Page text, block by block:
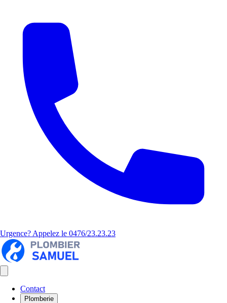
Urgence? Appelez le 0476/23.23.23
Contact
Plomberie